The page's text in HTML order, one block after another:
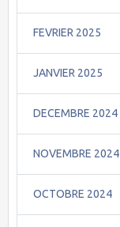
FEVRIER 2025
JANVIER 2025
DECEMBRE 2024
NOVEMBRE 2024
OCTOBRE 2024